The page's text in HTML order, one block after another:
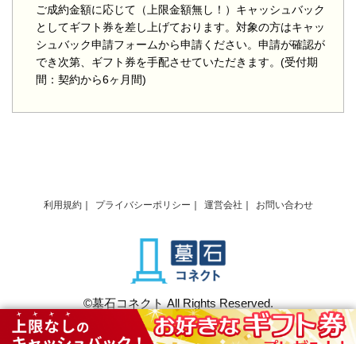
ご成約金額に応じて（上限金額無し！）キャッシュバック
としてギフト券を差し上げております。対象の方はキャッ
シュバック申請フォームから申請ください。申請が確認が
でき次第、ギフト券を手配させていただきます。(受付期
間：契約から6ヶ月間)
利用規約 プライバシーポリシー 運営会社 お問い合わせ
©墓石コネクト All Rights Reserved.